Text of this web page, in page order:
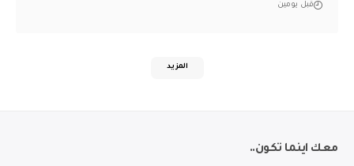
قبل يومين
المزيد
معك اينما تكون..